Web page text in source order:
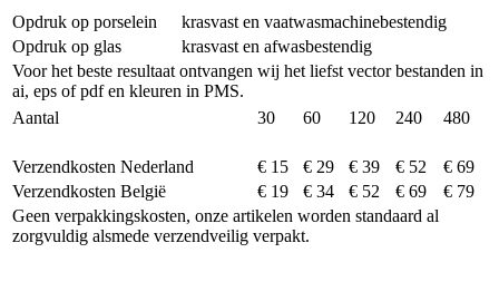
Opdruk op porselein
krasvast en vaatwasmachinebestendig
Opdruk op glas
krasvast en afwasbestendig
Voor het beste resultaat ontvangen wij het liefst vector bestanden in
ai, eps of pdf en kleuren in PMS.
Aantal
30 60 120 240 480
Verzendkosten Nederland € 15 € 29 € 39 € 52
€ 69
Verzendkosten België
€ 19 € 34 € 52 € 69
€ 79
Geen verpakkingskosten, onze artikelen worden standaard al
zorgvuldig alsmede verzendveilig verpakt.